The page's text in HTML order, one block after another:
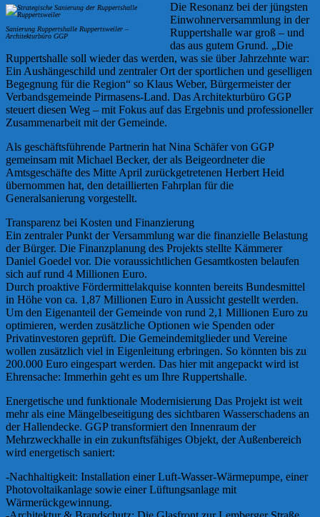
Sanierung Ruppertshalle Ruppertsweiler –
Architekturbüro GGP
Die Resonanz bei der jüngsten
Einwohnerversammlung in der
Ruppertshalle war groß – und
das aus gutem Grund. „Die
Ruppertshalle soll wieder das werden, was sie über Jahrzehnte war:
Ein Aushängeschild und zentraler Ort der sportlichen und geselligen
Begegnung für die Region“ so Klaus Weber, Bürgermeister der
Verbandsgemeinde Pirmasens-Land. Das Architekturbüro GGP
steuert diesen Weg – mit Fokus auf das Ergebnis und professioneller
Zusammenarbeit mit der Gemeinde.
Als geschäftsführende Partnerin hat Nina Schäfer von GGP
gemeinsam mit Michael Becker, der als Beigeordneter die
Amtsgeschäfte des Mitte April zurückgetretenen Herbert Heid
übernommen hat, den detaillierten Fahrplan für die
Generalsanierung vorgestellt.
Transparenz bei Kosten und Finanzierung
Ein zentraler Punkt der Versammlung war die finanzielle Belastung
der Bürger. Die Finanzplanung des Projekts stellte Kämmerer
Daniel Goedel vor. Die voraussichtlichen Gesamtkosten belaufen
sich auf rund 4 Millionen Euro.
Durch proaktive Fördermittelakquise konnten bereits Bundesmittel
in Höhe von ca. 1,87 Millionen Euro in Aussicht gestellt werden.
Um den Eigenanteil der Gemeinde von rund 2,1 Millionen Euro zu
optimieren, werden zusätzliche Optionen wie Spenden oder
Privatinvestoren geprüft. Die Gemeindemitglieder und Vereine
wollen zusätzlich viel in Eigenleitung erbringen. So könnten bis zu
200.000 Euro eingespart werden. Das hier mit angepackt wird ist
Ehrensache: Immerhin geht es um Ihre Ruppertshalle.
Energetische und funktionale Modernisierung Das Projekt ist weit
mehr als eine Mängelbeseitigung des sichtbaren Wasserschadens an
der Hallendecke. GGP transformiert den Innenraum der
Mehrzweckhalle in ein zukunftsfähiges Objekt, der Außenbereich
wird energetisch saniert:
-Nachhaltigkeit: Installation einer Luft-Wasser-Wärmepumpe, einer
Photovoltaikanlage sowie einer Lüftungsanlage mit
Wärmerückgewinnung.